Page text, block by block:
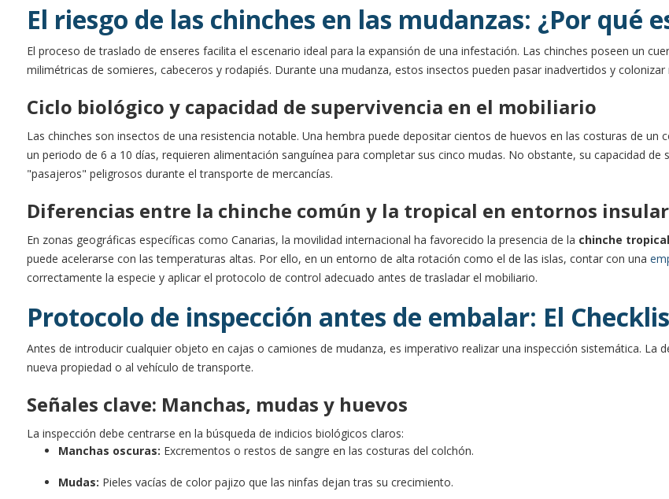
El riesgo de las chinches en las mudanzas: ¿Por qué
El proceso de traslado de enseres facilita el escenario ideal para la expansión de una infestación. Las chinches poseen un
milimétricas de somieres, cabeceros y rodapiés. Durante una mudanza, estos insectos pueden pasar inadvertidos y
Ciclo biológico y capacidad de supervivencia en el mobiliario
Las chinches son insectos de una resistencia notable. Una hembra puede depositar cientos de huevos en las costuras de
un periodo de 6 a 10 días, requieren alimentación sanguínea para completar sus cinco mudas. No obstante, su capacidad
"pasajeros" peligrosos durante el transporte de mercancías.
Diferencias entre la chinche común y la tropical en entornos
En zonas geográficas específicas como Canarias, la movilidad internacional ha favorecido la presencia de la chinche tropical
puede acelerarse con las temperaturas altas. Por ello, en un entorno de alta rotación como el de las islas, contar con una
correctamente la especie y aplicar el protocolo de control adecuado antes de trasladar el mobiliario.
Protocolo de inspección antes de embalar: El
Antes de introducir cualquier objeto en cajas o camiones de mudanza, es imperativo realizar una inspección sistemática.
nueva propiedad o al vehículo de transporte.
Señales clave: Manchas, mudas y huevos
La inspección debe centrarse en la búsqueda de indicios biológicos claros:
Manchas oscuras: Excrementos o restos de sangre en las costuras del colchón.
Mudas: Pieles vacías de color pajizo que las ninfas dejan tras su crecimiento.